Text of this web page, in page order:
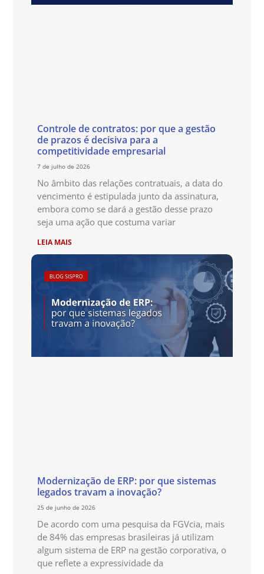
Controle de contratos: por que a gestão
de prazos é decisiva para a
competitividade empresarial
7 de julho de 2026
No âmbito das relações contratuais, a data do
vencimento é estipulada junto da assinatura,
embora como se dará a gestão desse prazo
seja uma ação que costuma variar
LEIA MAIS
Modernização de ERP: por que sistemas
legados travam a inovação?
25 de junho de 2026
De acordo com uma pesquisa da FGVcia, mais
de 84% das empresas brasileiras já utilizam
algum sistema de ERP na gestão corporativa, o
que reflete a expressividade da